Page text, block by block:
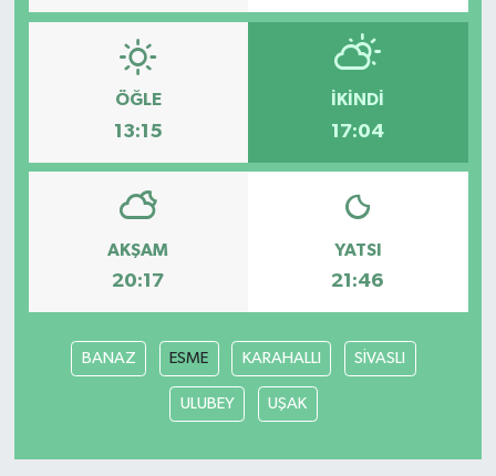
ÖĞLE
13:15
İKINDI
17:04
AKŞAM
20:17
YATSI
21:46
BANAZ ESME KARAHALLI SİVASLI
ULUBEY UŞAK